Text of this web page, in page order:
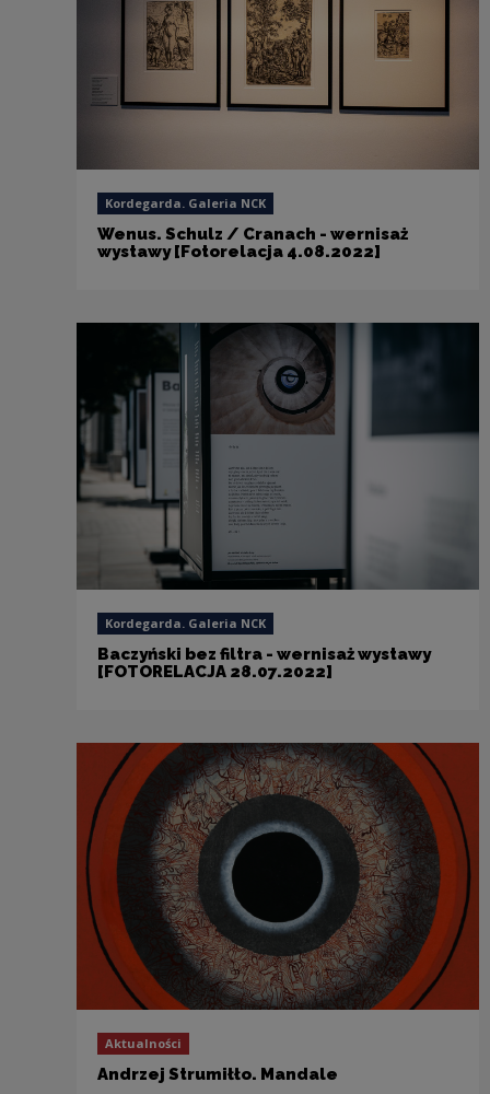
Kordegarda. Galeria NCK
Wenus. Schulz / Cranach - wernisaż
wystawy [Fotorelacja 4.08.2022]
Kordegarda. Galeria NCK
Baczyński bez filtra - wernisaż wystawy
[FOTORELACJA 28.07.2022]
Aktualności
Andrzej Strumiłło. Mandale